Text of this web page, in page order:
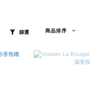
篩選 商品排序